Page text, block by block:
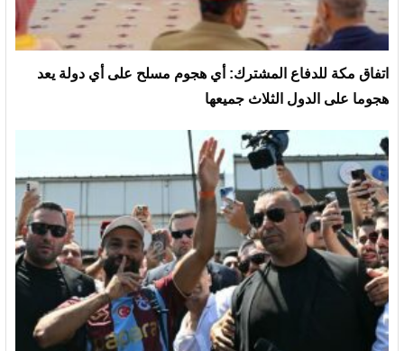
‏اتفاق مكة للدفاع المشترك: أي هجوم مسلح على أي دولة يعد
هجوما على الدول الثلاث جميعها